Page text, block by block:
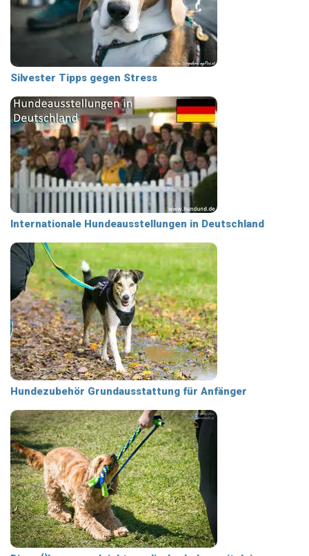
Silvester Tipps gegen Stress
Internationale Hundeausstellungen in Deutschland
Hundezubehör Grundausstattung für Anfänger